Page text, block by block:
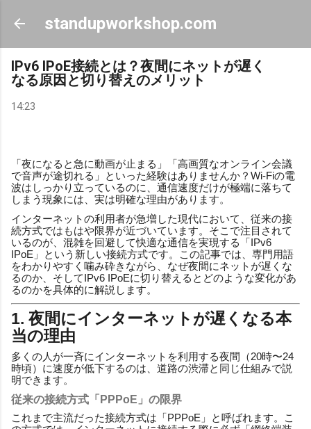
スキップしてメイン コンテンツに移動
standupworkshop.com
IPv6 IPoE接続とは？夜間にネットが遅く
なる原因と切り替えのメリット
14:23
「夜になると急に動画が止まる」「高画質なオンライン会議
で音声が途切れる」といった経験はありませんか？Wi-Fiの電
波はしっかり立っているのに、通信速度だけが極端に落ちて
しまう現象には、実は明確な理由があります。
インターネットの利用者が急増した現代において、従来の接
続方式ではもはや限界が近づいています。そこで注目されて
いるのが、混雑を回避して快適な通信を実現する「IPv6
IPoE」という新しい接続方式です。この記事では、専門用語
をわかりやすく噛み砕きながら、なぜ夜間にネットが遅くな
るのか、そしてIPv6 IPoEに切り替えるとどのような変化があ
るのかを具体的に解説します。
1. 夜間にインターネットが遅くなる本
当の理由
多くの人が一斉にインターネットを利用する夜間（20時〜24
時頃）に速度が低下するのは、道路の渋滞と同じ仕組みで説
明できます。
従来の接続方式「PPPoE」の限界
これまで主流だった接続方式は「PPPoE」と呼ばれます。こ